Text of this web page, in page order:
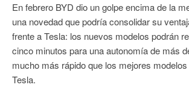
En febrero BYD dio un golpe encima de la
una novedad que podría consolidar su
frente a Tesla: los nuevos modelos podrán
cinco minutos para una autonomía de más
mucho más rápido que los mejores
Tesla.